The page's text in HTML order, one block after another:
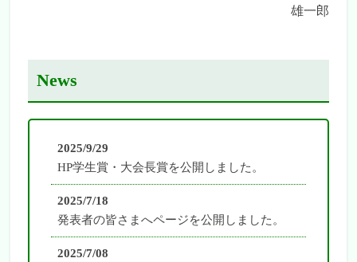
雄一郎
News
2025/9/29
HP学生賞・大会長賞を公開しました。
2025/7/18
発表者の皆さまへページを公開しました。
2025/7/08